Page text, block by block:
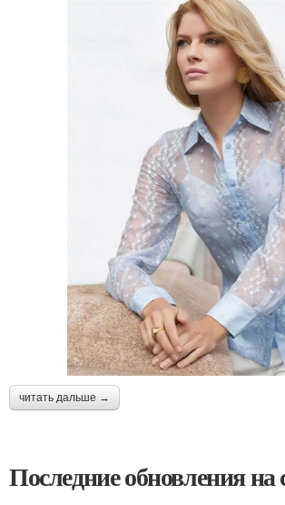
читать дальше →
Последние обновления на